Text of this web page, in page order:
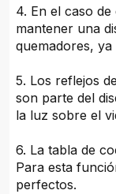
4. En el caso
mantener una
quemadores,
5. Los reflejos
son parte del
la luz sobre el
6. La tabla de
Para esta
perfectos.